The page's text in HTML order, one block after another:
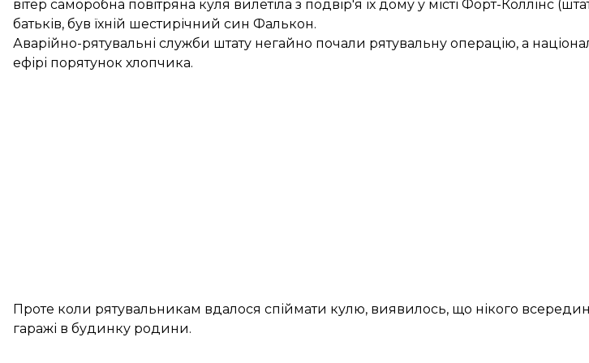
вітер саморобна повітряна куля вилетіла з подвір'я їх дому у місті Форт-Коллінс
батьків, був їхній шестирічний син Фалькон.
Аварійно-рятувальні служби штату негайно почали рятувальну операцію, а
ефірі порятунок хлопчика.
Проте коли рятувальникам вдалося спіймати кулю, виявилось, що нікого
гаражі в будинку родини.